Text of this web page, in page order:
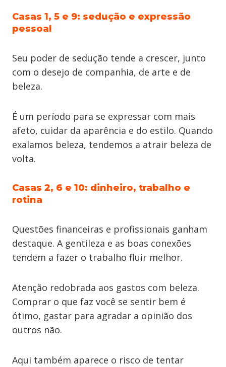
Casas 1, 5 e 9: sedução e expressão
pessoal
Seu poder de sedução tende a crescer, junto
com o desejo de companhia, de arte e de
beleza.
É um período para se expressar com mais
afeto, cuidar da aparência e do estilo. Quando
exalamos beleza, tendemos a atrair beleza de
volta.
Casas 2, 6 e 10: dinheiro, trabalho e
rotina
Questões financeiras e profissionais ganham
destaque. A gentileza e as boas conexões
tendem a fazer o trabalho fluir melhor.
Atenção redobrada aos gastos com beleza.
Comprar o que faz você se sentir bem é
ótimo, gastar para agradar a opinião dos
outros não.
Aqui também aparece o risco de tentar